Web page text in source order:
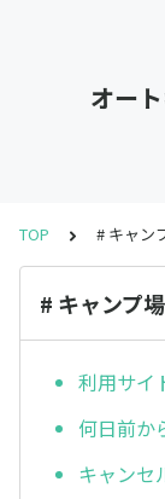
オー
TOP # キャン
# キャンプ
利用サイ
何日前か
キャンセ